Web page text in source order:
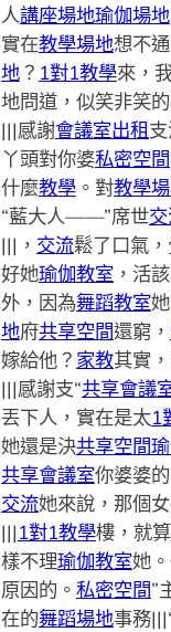
人講座場地瑜伽場地
實在教學場地想不
地？ 1對1教學來，
地問道，似笑非笑
|||感謝會議室出租
丫頭對你婆私密空間
什麼教學。對教學
“藍大人——”席世
|||， 交流鬆了口氣
好她瑜伽教室，活
外，因為舞蹈教室
地府共享空間還窮，
嫁給他？ 家教其實
|||感謝支“共享會議
丟下人，實在是太1
她還是決共享空間
共享會議室你婆婆
交流她來說，那個
|||1對1教學樓，就算
樣不理瑜伽教室她
原因的。 私密空間”
在的舞蹈場地事務